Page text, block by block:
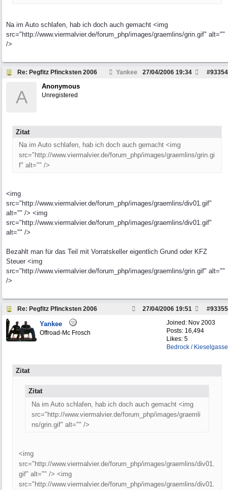
Na im Auto schlafen, hab ich doch auch gemacht <img
src="http://www.viermalvier.de/forum_php/images/graemlins/grin.gif" alt=""
/>
Re: Pegfitz Pfincksten 2006 Yankee #93354
27/04/2006 19:34
A
Anonymous
Unregistered
Zitat
Na im Auto schlafen, hab ich doch auch gemacht <img
src="http://www.viermalvier.de/forum_php/images/graemlins/grin.gi
f" alt="" />
<img
src="http://www.viermalvier.de/forum_php/images/graemlins/div01.gif"
alt="" /> <img
src="http://www.viermalvier.de/forum_php/images/graemlins/div01.gif"
alt="" />
Bezahlt man für das Teil mit Vorratskeller eigentlich Grund oder KFZ
Steuer <img
src="http://www.viermalvier.de/forum_php/images/graemlins/grin.gif" alt=""
/>
Re: Pegfitz Pfincksten 2006 #93355
27/04/2006 19:51
Joined: Nov 2003
Posts: 16,494
Likes: 5
Bedrock / Kieselgasse
Yankee
Offroad-Mc Frosch
Zitat
Zitat
Na im Auto schlafen, hab ich doch auch gemacht <img
src="http://www.viermalvier.de/forum_php/images/graemli
ns/grin.gif" alt="" />
<img
src="http://www.viermalvier.de/forum_php/images/graemlins/div01.
gif" alt="" /> <img
src="http://www.viermalvier.de/forum_php/images/graemlins/div01.